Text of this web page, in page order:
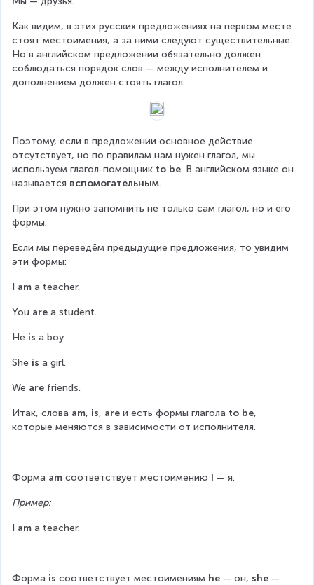
Как видим, в этих русских предложениях на первом месте
стоят местоимения, а за ними следуют существительные.
Но в английском предложении обязательно должен
соблюдаться порядок слов — между исполнителем и
дополнением должен стоять глагол.
Поэтому, если в предложении основное действие
отсутствует, но по правилам нам нужен глагол, мы
используем глагол-помощник to be. В английском языке он
называется вспомогательным.
При этом нужно запомнить не только сам глагол, но и его
формы.
Если мы переведём предыдущие предложения, то увидим
эти формы:
I am a teacher.
You are a student.
He is a boy.
She is a girl.
We are friends.
Итак, слова am, is, are и есть формы глагола to be,
которые меняются в зависимости от исполнителя.
Форма am соответствует местоимению I — я.
Пример:
I am a teacher.
Форма is соответствует местоимениям he — он, she —